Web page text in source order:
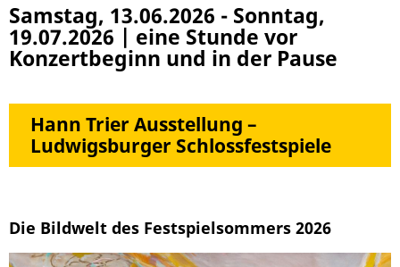
Samstag, 13.06.2026 - Sonntag,
19.07.2026 | eine Stunde vor
Konzertbeginn und in der Pause
Hann Trier Ausstellung –
Ludwigsburger Schlossfestspiele
Die Bildwelt des Festspielsommers 2026